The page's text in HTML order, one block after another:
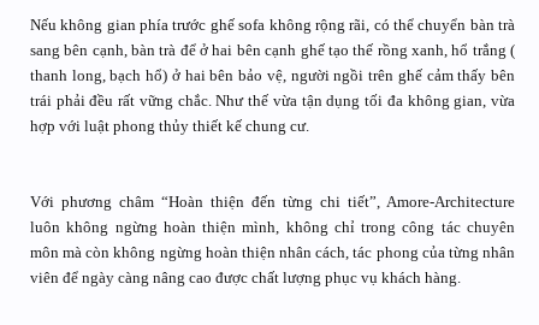
Nếu không gian phía trước ghế sofa không rộng rãi, có thể chuyển bàn trà
sang bên cạnh, bàn trà để ở hai bên cạnh ghế tạo thế rồng xanh, hổ trắng (
thanh long, bạch hổ) ở hai bên bảo vệ, người ngồi trên ghế cảm thấy bên
trái phải đều rất vững chắc. Như thế vừa tận dụng tối đa không gian, vừa
hợp với luật phong thủy thiết kế chung cư.
Với phương châm “Hoàn thiện đến từng chi tiết”, Amore-Architecture
luôn không ngừng hoàn thiện mình, không chỉ trong công tác chuyên
môn mà còn không ngừng hoàn thiện nhân cách, tác phong của từng nhân
viên để ngày càng nâng cao được chất lượng phục vụ khách hàng.